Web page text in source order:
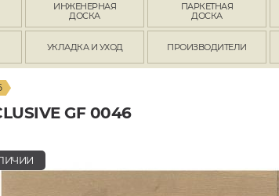
ИНЖЕНЕРНАЯ
ДОСКА
ПАРКЕТНАЯ
ДОСКА
УКЛАДКА И УХОД ПРОИЗВОДИТЕЛИ
GF 0046